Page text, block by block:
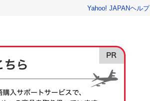
Yahoo! JAPANヘルプ